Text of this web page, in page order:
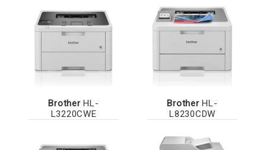
BrotherHL-
L3220CWE
BrotherHL-
L8230CDW